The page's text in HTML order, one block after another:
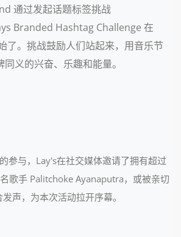
通过发起话题标签挑战
Branded Hashtag Challenge 在
了。挑战鼓励人们站起来，用音乐节
义的兴奋、乐趣和能量。
参与，Lay's在社交媒体邀请了拥有超过
歌手 Palitchoke Ayanaputra，或被亲切
声，为本次活动拉开序幕。